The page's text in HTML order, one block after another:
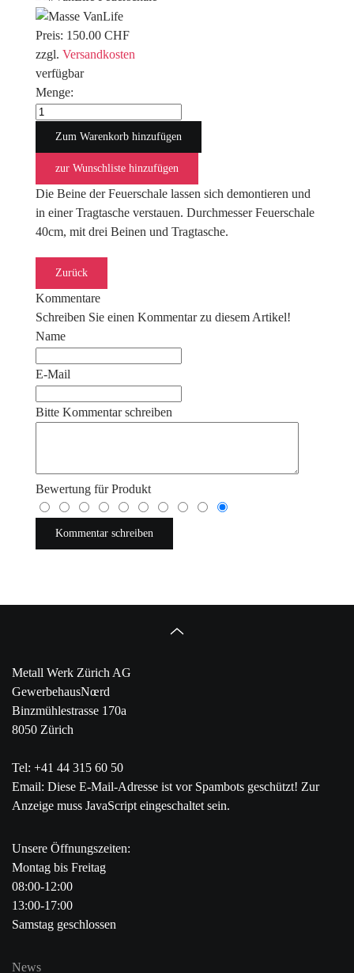
Preis: 150.00 CHF
zzgl. Versandkosten
verfügbar
Menge:
Die Beine der Feuerschale lassen sich demontieren und
in einer Tragtasche verstauen. Durchmesser Feuerschale
40cm, mit drei Beinen und Tragtasche.
Kommentare
Schreiben Sie einen Kommentar zu diesem Artikel!
Name
E-Mail
Bitte Kommentar schreiben
Bewertung für Produkt
Metall Werk Zürich AG
GewerbehausNœrd
Binzmühlestrasse 170a
8050 Zürich
Tel: +41 44 315 60 50
Email: Diese E-Mail-Adresse ist vor Spambots geschützt! Zur
Anzeige muss JavaScript eingeschaltet sein.
Unsere Öffnungszeiten:
Montag bis Freitag
08:00-12:00
13:00-17:00
Samstag geschlossen
News